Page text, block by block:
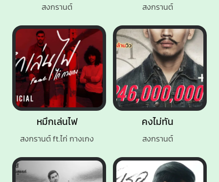
คงไม่ทัน
สงกรานต์
สงกรานต์
สงกรานต์
หมึกเล่นไฟ
สงกรานต์ ft.ไก่ กางเกง